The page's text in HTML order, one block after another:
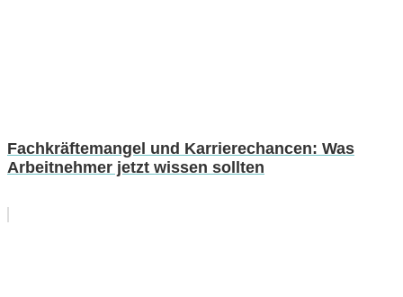
Fachkräftemangel und Karrierechancen: Was
Arbeitnehmer jetzt wissen sollten